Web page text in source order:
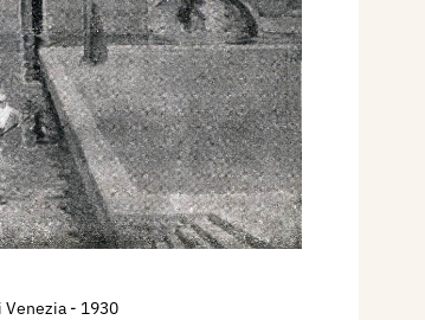
Venezia - 1930